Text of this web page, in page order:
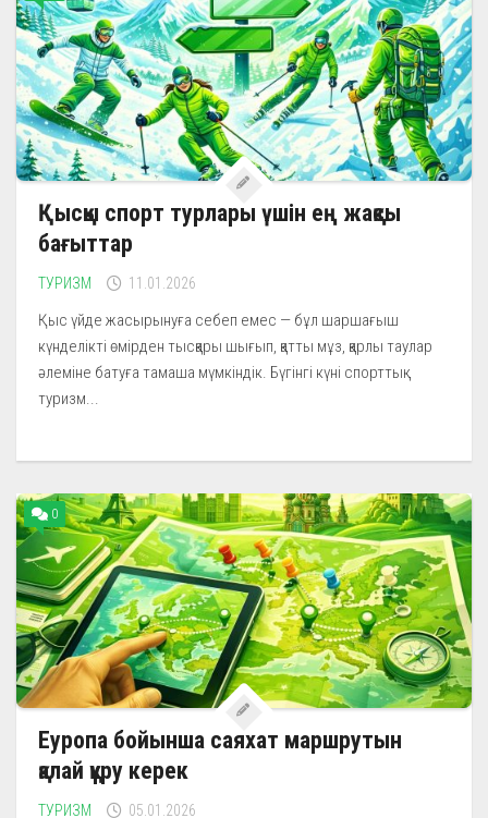
Қысқы спорт турлары үшін ең жақсы
бағыттар
ТУРИЗМ 11.01.2026
Қыс үйде жасырынуға себеп емес — бұл шаршағыш
күнделікті өмірден тысқары шығып, қатты мұз, қарлы таулар
әлеміне батуға тамаша мүмкіндік. Бүгінгі күні спорттық
туризм...
0
Еуропа бойынша саяхат маршрутын
қалай құру керек
ТУРИЗМ 05.01.2026